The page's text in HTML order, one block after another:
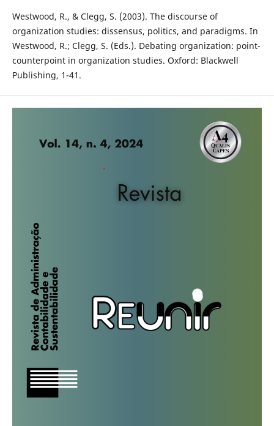
Westwood, R., & Clegg, S. (2003). The discourse of
organization studies: dissensus, politics, and paradigms. In
Westwood, R.; Clegg, S. (Eds.). Debating organization: point-
counterpoint in organization studies. Oxford: Blackwell
Publishing, 1-41.